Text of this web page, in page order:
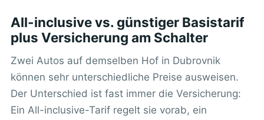
All-inclusive vs. günstiger Basistarif
plus Versicherung am Schalter
Zwei Autos auf demselben Hof in Dubrovnik
können sehr unterschiedliche Preise ausweisen.
Der Unterschied ist fast immer die Versicherung:
Ein All-inclusive-Tarif regelt sie vorab, ein